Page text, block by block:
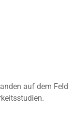
auf dem Feld